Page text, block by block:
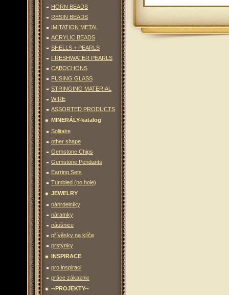
HORN BEADS
RESIN BEADS
IMITATION METAL
ACRYLIC BEADS
SHELLS + PEARLS
FRESHWATER PEARLS
CABOCHONS
FUSING GLASS
STRINGING MATERIAL
WIRE
ASSORTED PRODUCTS
MINERÁLY-katalog
Solitaire
other shape
Gemstone Chips
Gemstone Pendants
Earring Sets
Tumbled (no hole)
JEWELRY
náhrdelníky
náramky
náušnice
přívěsky na klíče
prstýnky
INSPIRACE
pro inspiraci
práce zákaznic
--PROJEKTY--